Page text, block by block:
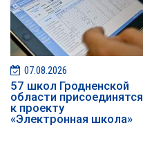
07.08.2026
57 школ Гродненской
области присоединятся
к проекту
«Электронная школа»